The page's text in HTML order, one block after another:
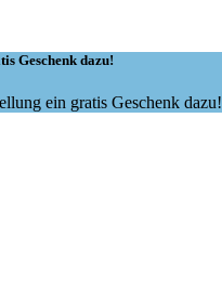
Geschenk dazu!
ein gratis Geschenk dazu!